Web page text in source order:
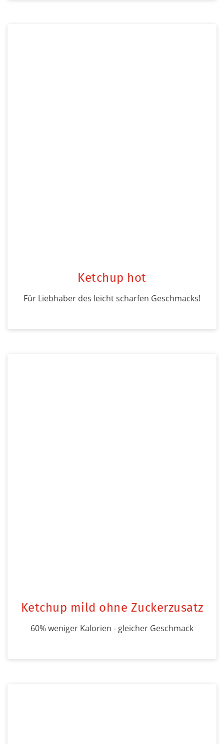
Ketchup hot
Für Liebhaber des leicht scharfen Geschmacks!
Ketchup mild ohne Zuckerzusatz
60% weniger Kalorien - gleicher Geschmack